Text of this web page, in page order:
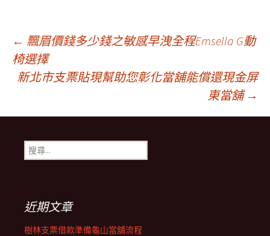
文
章
導
覽
← 飄眉價錢多少錢之敏感早洩全程Emsella G動
椅選擇
新北市支票貼現幫助您彰化當舖能償還現金屏
東當舖 →
搜
尋
近期文章
樹林支票借款準備龜山當舖流程